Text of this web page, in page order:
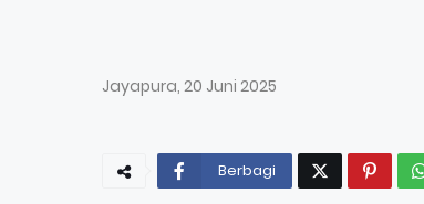
Jayapura, 20 Juni 2025
Berbagi